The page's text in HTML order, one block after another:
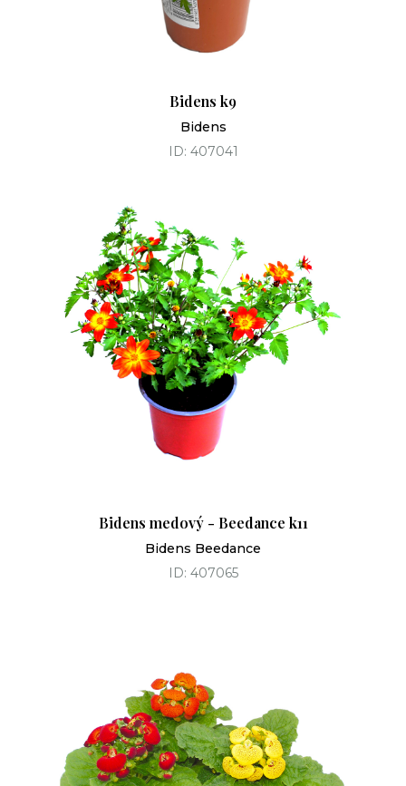
Bidens k9
Bidens
ID: 407041
Bidens medový - Beedance k11
Bidens Beedance
ID: 407065